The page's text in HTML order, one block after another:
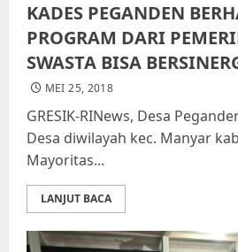
KADES PEGANDEN
PROGRAM DARI
SWASTA BISA
MEI 25, 2018
GRESIK-RINews, Desa
Desa diwilayah kec. Manyar
Mayoritas...
LANJUT BACA